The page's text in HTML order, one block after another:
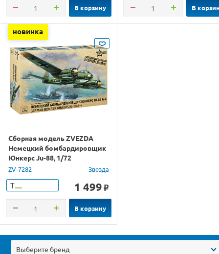
В корзину В
новинка
Сборная модель ZVEZDA
Немецкий бомбардировщик
Юнкерс Ju-88, 1/72
ZV-7282 Звезда
Т 1 499 o
В корзину
Выберите бренд